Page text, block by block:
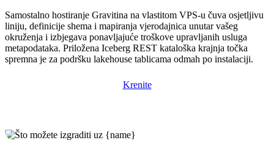
Samostalno hostiranje Gravitina na vlastitom VPS-u čuva osjetljivu
liniju, definicije shema i mapiranja vjerodajnica unutar vašeg
okruženja i izbjegava ponavljajuće troškove upravljanih usluga
metapodataka. Priložena Iceberg REST kataloška krajnja točka
spremna je za podršku lakehouse tablicama odmah po instalaciji.
Krenite